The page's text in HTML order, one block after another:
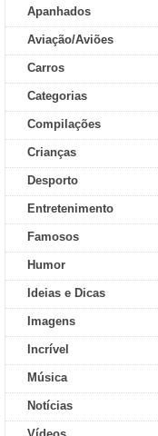
Apanhados
Aviação/Aviões
Carros
Categorias
Compilações
Crianças
Desporto
Entretenimento
Famosos
Humor
Ideias e Dicas
Imagens
Incrível
Música
Notícias